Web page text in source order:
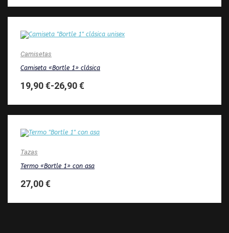
Camisetas
Camiseta «Bortle 1» clásica
19,90€-26,90€
Tazas
Termo «Bortle 1» con asa
27,00€